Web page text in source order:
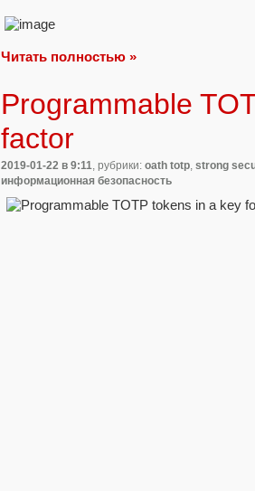
Читать полностью »
Programmable
factor
2019-01-22 в 9:11, рубрики: oath totp, strong
информационная безопасность